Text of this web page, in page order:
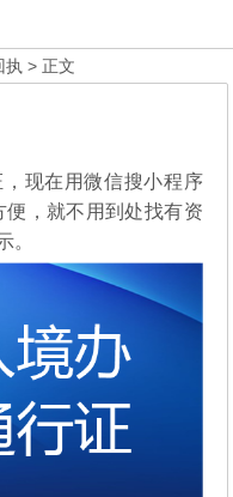
执 > 正文
现在用微信搜小程序
便，就不用到处找有资
。